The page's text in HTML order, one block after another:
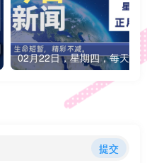
02月22日，
提交